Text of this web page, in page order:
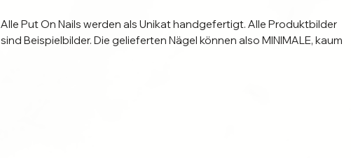
Alle Put On Nails werden als Unikat handgefertigt. Alle Produktbilder
sind Beispielbilder. Die gelieferten Nägel können also MINIMALE, kaum